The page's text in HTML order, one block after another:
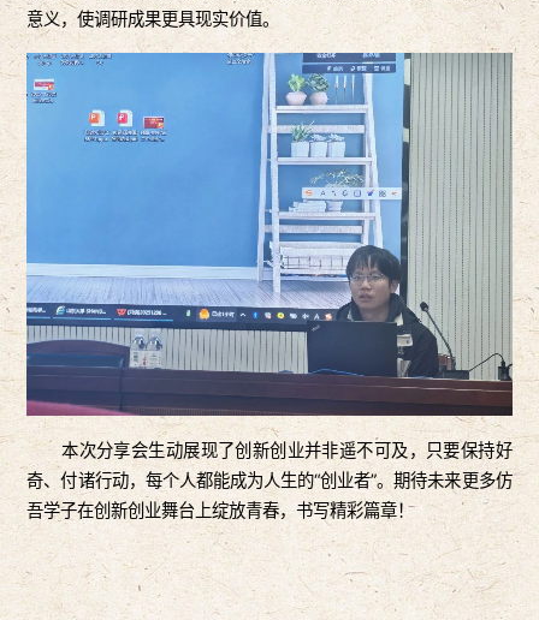
意义，使调研成果更具现实价值。
本次分享会生动展现了创新创业并非遥不可及，只要保持好
奇、付诸行动，每个人都能成为人生的“创业者”。期待未来更多仿
吾学子在创新创业舞台上绽放青春，书写精彩篇章！